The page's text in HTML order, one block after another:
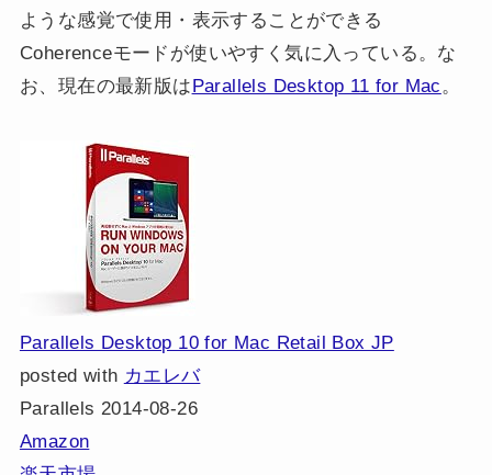
ような感覚で使用・表示することができる
Coherenceモードが使いやすく気に入っている。な
お、現在の最新版は Parallels Desktop 11 for Mac。
Parallels Desktop 10 for Mac Retail Box JP
posted with カエレバ
Parallels 2014-08-26
Amazon